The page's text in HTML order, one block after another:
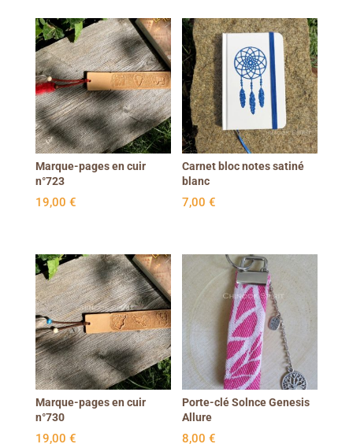
Marque-pages en cuir
n°723
19,00 €
Carnet bloc notes satiné
blanc
7,00€
Marque-pages en cuir
n°730
19,00 €
Porte-clé Solnce Genesis
Allure
8,00€